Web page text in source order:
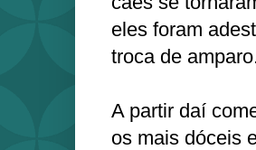
eles foram
troca de
A partir daí
os mais dóceis